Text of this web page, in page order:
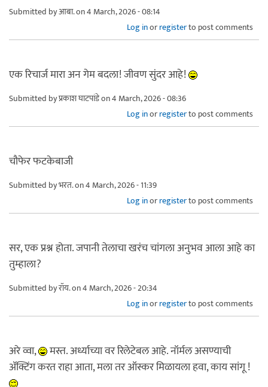
Submitted byआबा.on 4 March, 2026 - 08:14
Log inorregisterto post comments
एक रिचार्ज मारा अन गेम बदला! जीवण सुंदर आहे!
Submitted byप्रकाश घाटपांडेon 4 March, 2026 - 08:36
Log inorregisterto post comments
चौफेर फटकेबाजी
Submitted byभरत.on 4 March, 2026 - 11:39
Log inorregisterto post comments
सर, एक प्रश्न होता. जपानी तेलाचा खरंच चांगला अनुभव आला आहे का
तुम्हाला?
Submitted byरॉय.on 4 March, 2026 - 20:34
Log inorregisterto post comments
अरे व्वा,
मस्त. अर्ध्याच्या वर रिलेटेबल आहे. नॉर्मल असण्याची
ॲक्टिंग करत राहा आता, मला तर ऑस्कर मिळायला हवा, काय सांगू !